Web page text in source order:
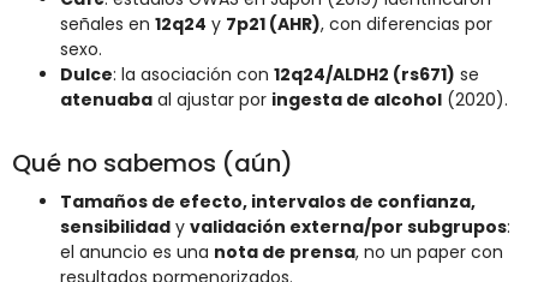
señales en 12q24 y 7p21 (AHR), con diferencias por
sexo.
Dulce: la asociación con 12q24/ALDH2 (rs671) se
atenuaba al ajustar por ingesta de alcohol (2020).
Qué no sabemos (aún)
Tamaños de efecto, intervalos de confianza,
sensibilidad y validación externa/por subgrupos:
el anuncio es una nota de prensa, no un paper con
resultados pormenorizados.